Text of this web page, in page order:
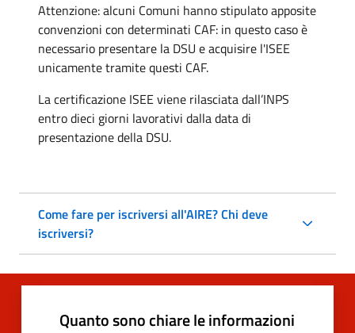
Attenzione: alcuni Comuni hanno stipulato apposite
convenzioni con determinati CAF: in questo caso è
necessario presentare la DSU e acquisire l'ISEE
unicamente tramite questi CAF.
La certificazione ISEE viene rilasciata dall’INPS
entro dieci giorni lavorativi dalla data di
presentazione della DSU.
Come fare per iscriversi all'AIRE? Chi deve
iscriversi?
Quanto sono chiare le informazioni